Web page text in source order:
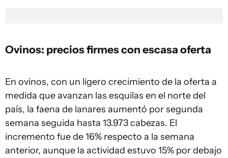
Ovinos: precios firmes con escasa oferta
En ovinos, con un ligero crecimiento de la oferta a
medida que avanzan las esquilas en el norte del
país, la faena de lanares aumentó por segunda
semana seguida hasta 13.973 cabezas. El
incremento fue de 16% respecto a la semana
anterior, aunque la actividad estuvo 15% por debajo